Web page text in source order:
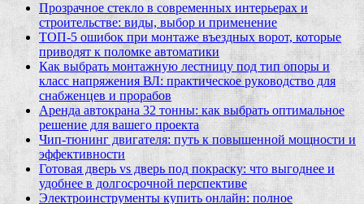
Прозрачное стекло в современных интерьерах и
строительстве: виды, выбор и применение
ТОП-5 ошибок при монтаже въездных ворот, которые
приводят к поломке автоматики
Как выбрать монтажную лестницу под тип опоры и
класс напряжения ВЛ: практическое руководство для
снабженцев и прорабов
Аренда автокрана 32 тонны: как выбрать оптимальное
решение для вашего проекта
Чип‑тюнинг двигателя: путь к повышенной мощности и
эффективности
Готовая дверь vs дверь под покраску: что выгоднее и
удобнее в долгосрочной перспективе
Электроинструменты купить онлайн: полное